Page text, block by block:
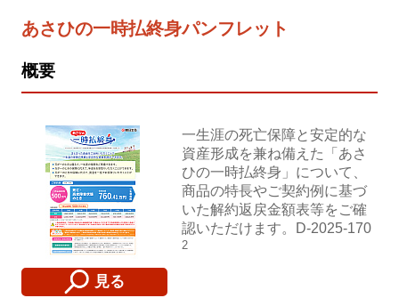
あさひの一時払終身パンフレット
概要
見る
一生涯の死亡保障と安定的な
資産形成を兼ね備えた「あさ
ひの一時払終身」について、
商品の特長やご契約例に基づ
いた解約返戻金額表等をご確
認いただけます。D‐2025-170
2